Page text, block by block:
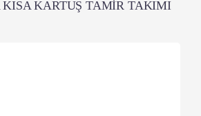
KARTUŞ TAMİR TAKIMI